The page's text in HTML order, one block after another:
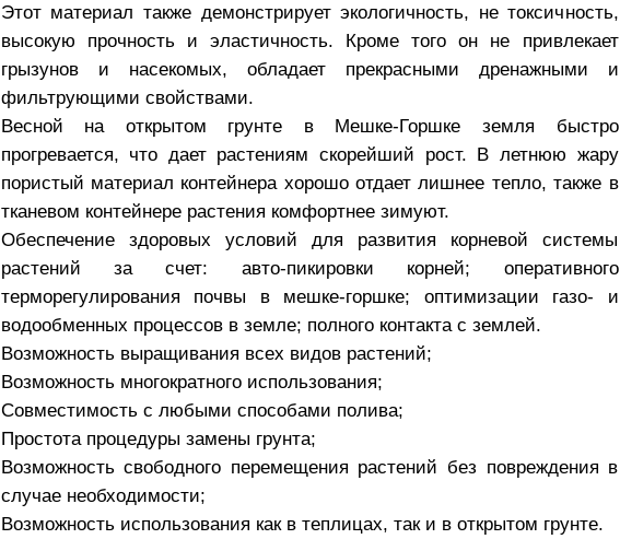
Этот материал также демонстрирует экологичность, не токсичность,
высокую прочность и эластичность. Кроме того он не привлекает
грызунов и насекомых, обладает прекрасными дренажными и
фильтрующими свойствами.
Весной на открытом грунте в Мешке-Горшке земля быстро
прогревается, что дает растениям скорейший рост. В летнюю жару
пористый материал контейнера хорошо отдает лишнее тепло, также в
тканевом контейнере растения комфортнее зимуют.
Обеспечение здоровых условий для развития корневой системы
растений за счет: авто-пикировки корней; оперативного
терморегулирования почвы в мешке-горшке; оптимизации газо- и
водообменных процессов в земле; полного контакта с землей.
Возможность выращивания всех видов растений;
Возможность многократного использования;
Совместимость с любыми способами полива;
Простота процедуры замены грунта;
Возможность свободного перемещения растений без повреждения в
случае необходимости;
Возможность использования как в теплицах, так и в открытом грунте.